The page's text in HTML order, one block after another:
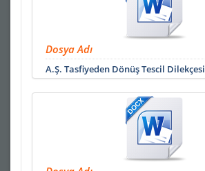
Dosya Adı
A.Ş. Tasfiyeden Dönüş Tescil Dilekçesi